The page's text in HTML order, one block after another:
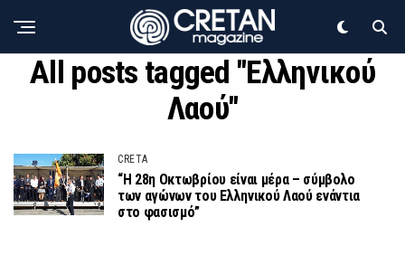
All posts tagged "Ελληνικού
Λαού"
CRETA
“Η 28η Οκτωβρίου είναι μέρα – σύμβολο
των αγώνων του Ελληνικού Λαού ενάντια
στο φασισμό”